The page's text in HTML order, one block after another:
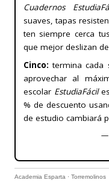
Cuadernos
suaves, tapas
ten siempre cerca tus
que mejor deslizan
Cinco: termina cada
aprovechar al
escolar EstudiaFácil
% de descuento
de estudio cambiará
—
Academia Esparta · Torremolinos